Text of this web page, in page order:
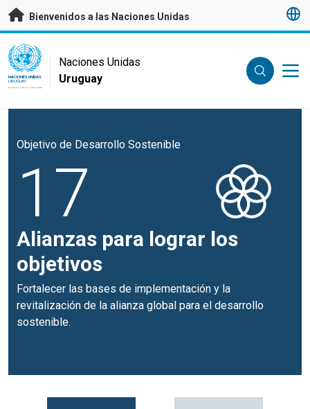
Saltar a contenido principal
Bienvenidos a las Naciones Unidas
UN Logo
NACIONES UNIDAS
URUGUAY
Naciones Unidas
Uruguay
Objetivo de Desarrollo Sostenible
17
Alianzas para lograr los
objetivos
Fortalecer las bases de implementación y la
revitalización de la alianza global para el desarrollo
sostenible.